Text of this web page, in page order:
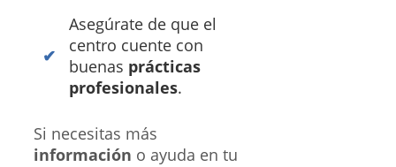
Asegúrate de que el
centro cuente con
buenas prácticas
profesionales.
Si necesitas más
información o ayuda en tu